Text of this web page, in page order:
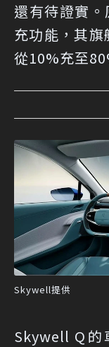
還有待證實
充功能，其
從10%充至
Skywell提供
Skywell Q的